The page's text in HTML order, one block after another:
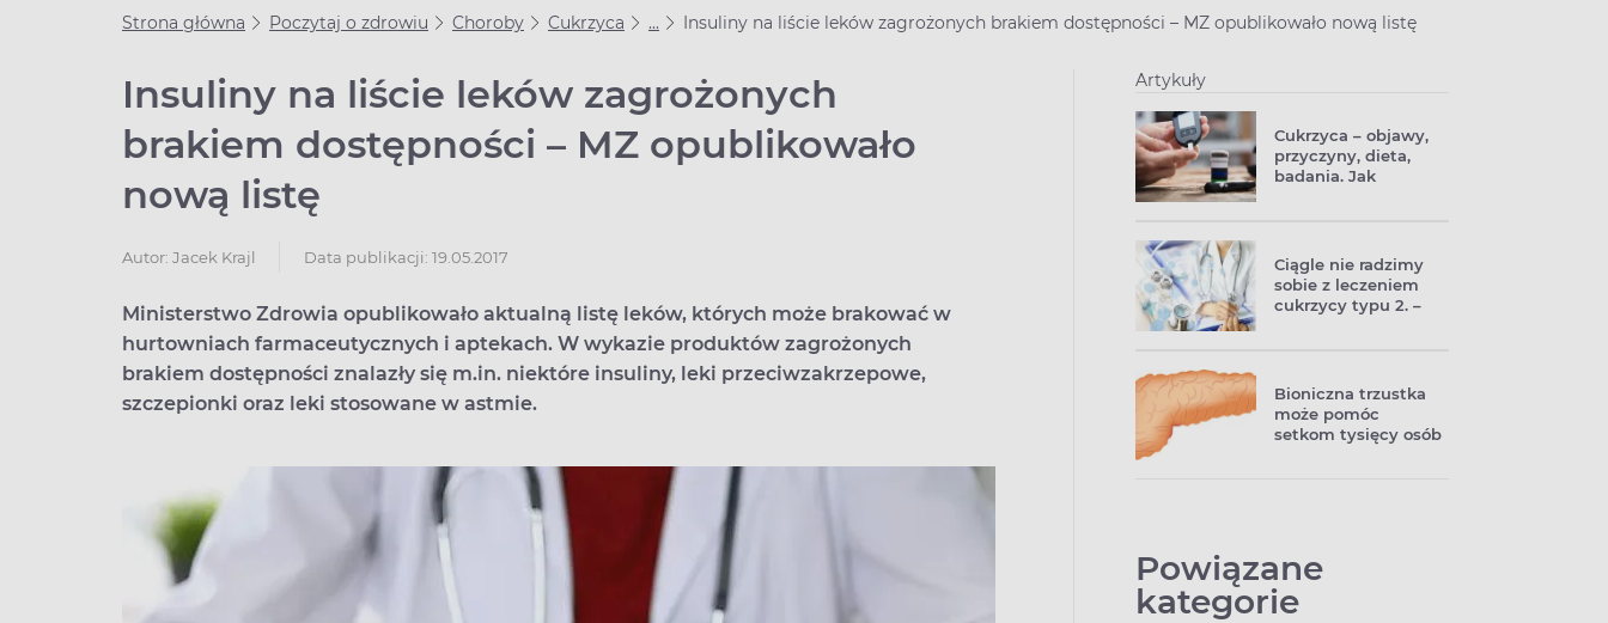
Strona główna Poczytaj o zdrowiu Choroby Cukrzyca ... Insuliny na liście leków zagrożonych brakiem dostępności – MZ opublikowało nową listę
Insuliny na liście leków zagrożonych
brakiem dostępności – MZ opublikowało
nową listę
Autor: Jacek Krajl Data publikacji: 19.05.2017
Ministerstwo Zdrowia opublikowało aktualną listę leków, których może brakować w
hurtowniach farmaceutycznych i aptekach. W wykazie produktów zagrożonych
brakiem dostępności znalazły się m.in. niektóre insuliny, leki przeciwzakrzepowe,
szczepionki oraz leki stosowane w astmie.
Artykuły
Cukrzyca – objawy,
przyczyny, dieta,
badania. Jak
Ciągle nie radzimy
sobie z leczeniem
cukrzycy typu 2. –
Bioniczna trzustka
może pomóc
setkom tysięcy osób
Powiązane
kategorie